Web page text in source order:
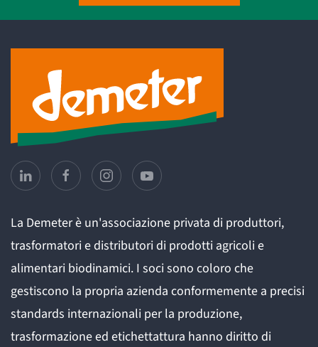
La Demeter è un'associazione privata di produttori,
trasformatori e distributori di prodotti agricoli e
alimentari biodinamici. I soci sono coloro che
gestiscono la propria azienda conformemente a precisi
standards internazionali per la produzione,
trasformazione ed etichettattura hanno diritto di